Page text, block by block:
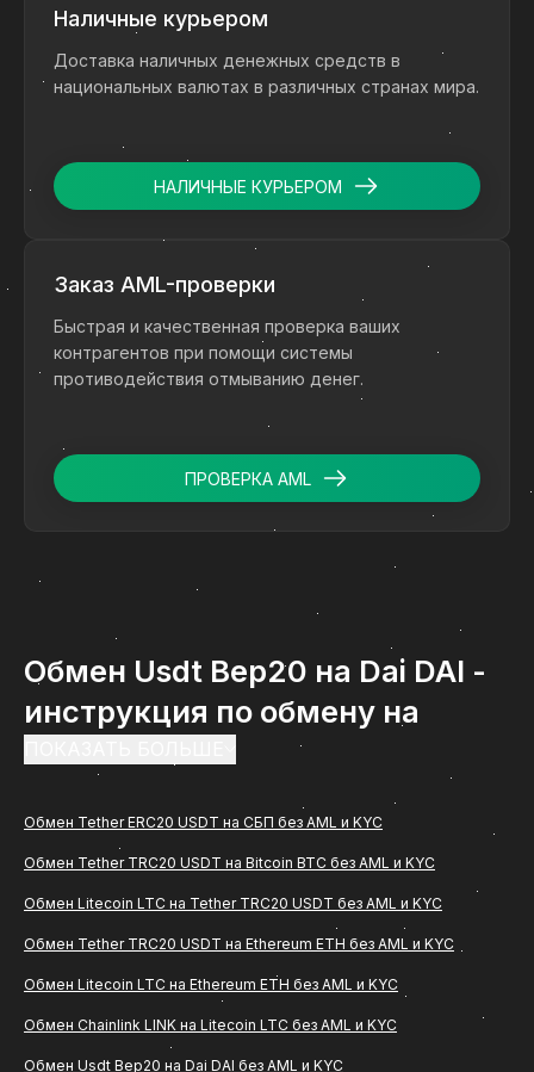
Наличные курьером
Доставка наличных денежных средств в
национальных валютах в различных странах мира.
НАЛИЧНЫЕ КУРЬЕРОМ
Заказ AML-проверки
Быстрая и качественная проверка ваших
контрагентов при помощи системы
противодействия отмыванию денег.
ПРОВЕРКА AML
Обмен Usdt Bep20 на Dai DAI -
инструкция по обмену на
Обмен Usdt Bep20 на Dai DAI - востребованное
направление среди пользователей, которым
важно быстро и удобно перевести цифровые
активы в рубли с зачислением на банковскую
карту. Если вам нужна понятная инструкция, как
проходит обмен (Usdt Bep20) на Dai DAI через
сервис ComCash, ниже вы найдете подробное
описание всех этапов, особенностей
Обмен Tether ERC20 USDT на СБП без AML и KYC
Обмен Tether TRC20 USDT на Bitcoin BTC без AML и KYC
Обмен Litecoin LTC на Tether TRC20 USDT без AML и KYC
Обмен Tether TRC20 USDT на Ethereum ETH без AML и KYC
Обмен Litecoin LTC на Ethereum ETH без AML и KYC
Обмен Chainlink LINK на Litecoin LTC без AML и KYC
Обмен Usdt Bep20 на Dai DAI без AML и KYC